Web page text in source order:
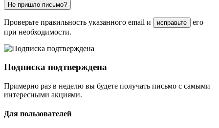
Не пришло письмо?
Проверьте правильность указанного email и исправьте
его
при необходимости.
Подписка подтверждена
Примерно раз в неделю вы будете получать письмо с самыми
интересными акциями.
Для пользователей